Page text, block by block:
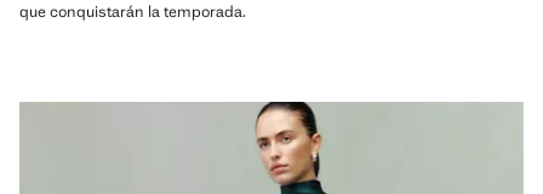
que conquistarán la temporada.